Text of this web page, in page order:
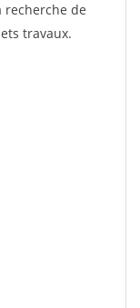
recherche de
travaux.